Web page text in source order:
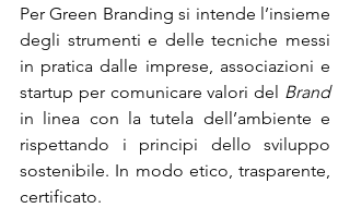
Per Green Branding si intende l’insieme
degli strumenti e delle tecniche messi
in pratica dalle imprese, associazioni e
startup per comunicare valori del Brand
in linea con la tutela dell’ambiente e
rispettando i principi dello sviluppo
sostenibile. In modo etico, trasparente,
certificato.